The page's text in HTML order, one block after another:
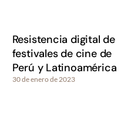
Resistencia digital de
festivales de cine de
Perú y Latinoamérica
30 de enero de 2023